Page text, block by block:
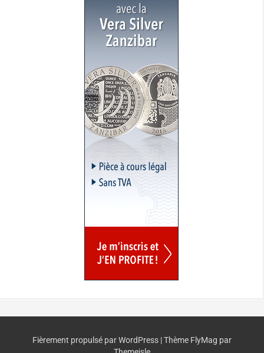
Fièrement propulsé par WordPress |Thème FlyMag par